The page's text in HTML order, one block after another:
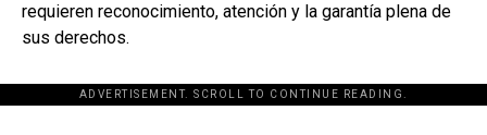
requieren reconocimiento, atención y la garantía plena de
sus derechos.
ADVERTISEMENT. SCROLL TO CONTINUE READING.
[adsforwp id="243463"]